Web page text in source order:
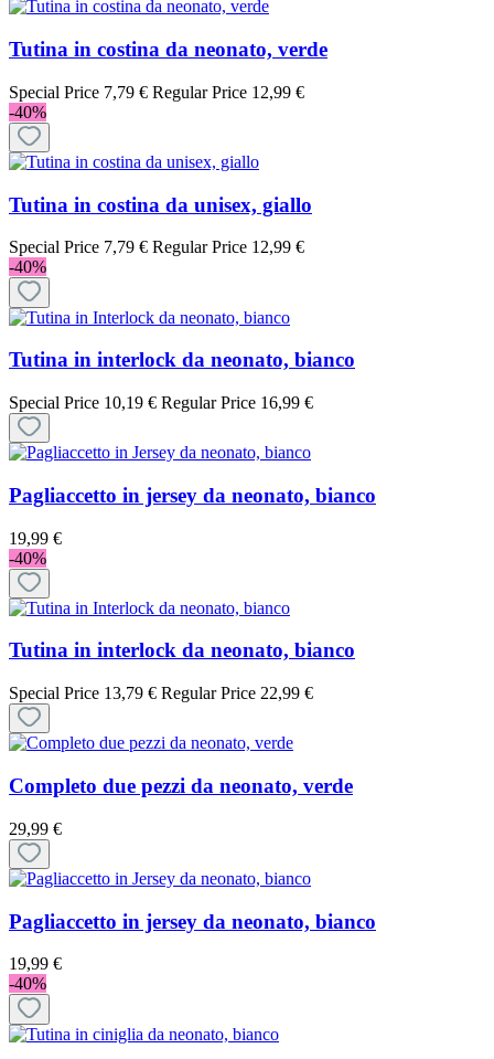
Tutina in costina da neonato, verde
Special Price 7,79 € Regular Price 12,99 €
-40%
Tutina in costina da unisex, giallo
Special Price 7,79 € Regular Price 12,99 €
-40%
Tutina in interlock da neonato, bianco
Special Price 10,19 € Regular Price 16,99 €
Pagliaccetto in jersey da neonato, bianco
19,99 €
-40%
Tutina in interlock da neonato, bianco
Special Price 13,79 € Regular Price 22,99 €
Completo due pezzi da neonato, verde
29,99 €
Pagliaccetto in jersey da neonato, bianco
19,99 €
-40%